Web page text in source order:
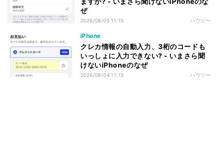
ぜ
2026/08/05 11:15 ハウツー
iPhone
クレカ情報の自動入力、3桁のコードも
いっしょに入力できない? - いまさら聞
けないiPhoneのなぜ
2026/08/04 11:15 ハウツー